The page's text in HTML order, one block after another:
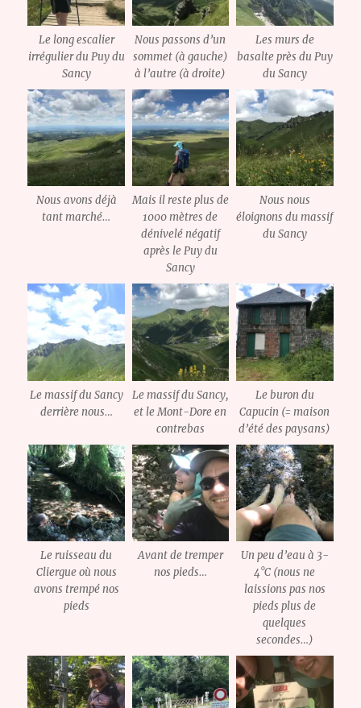
Le long escalier
irrégulier du Puy du
Sancy
Nous passons d’un
sommet (à gauche)
à l’autre (à droite)
Les murs de
basalte près du Puy
du Sancy
Nous avons déjà
tant marché…
Mais il reste plus de
1000 mètres de
dénivelé négatif
après le Puy du
Sancy
Nous nous
éloignons du massif
du Sancy
Le massif du Sancy
derrière nous…
Le massif du Sancy,
et le Mont-Dore en
contrebas
Le buron du
Capucin (= maison
d’été des paysans)
Le ruisseau du
Cliergue où nous
avons trempé nos
pieds
Avant de tremper
nos pieds…
Un peu d’eau à 3-
4°C (nous ne
laissions pas nos
pieds plus de
quelques
secondes…)